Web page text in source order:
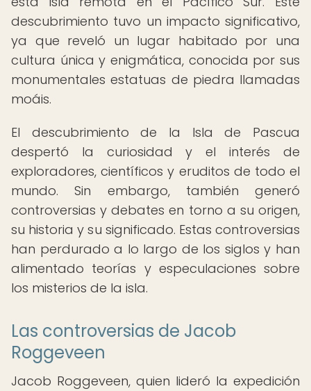
descubrimiento tuvo un impacto significativo,
ya que reveló un lugar habitado por una
cultura única y enigmática, conocida por sus
monumentales estatuas de piedra llamadas
moáis.
El descubrimiento de la Isla de Pascua
despertó la curiosidad y el interés de
exploradores, científicos y eruditos de todo el
mundo. Sin embargo, también generó
controversias y debates en torno a su origen,
su historia y su significado. Estas controversias
han perdurado a lo largo de los siglos y han
alimentado teorías y especulaciones sobre
los misterios de la isla.
Las controversias de Jacob
Roggeveen
Jacob Roggeveen, quien lideró la expedición